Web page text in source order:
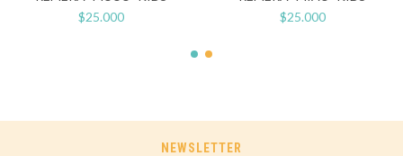
$25.000
$25.000
NEWSLETTER